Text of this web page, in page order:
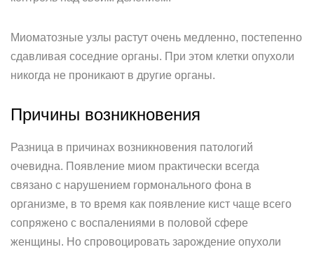
Миоматозные узлы растут очень медленно, постепенно
сдавливая соседние органы. При этом клетки опухоли
никогда не проникают в другие органы.
Причины возникновения
Разница в причинах возникновения патологий
очевидна. Появление миом практически всегда
связано с нарушением гормонального фона в
организме, в то время как появление кист чаще всего
сопряжено с воспалениями в половой сфере
женщины. Но спровоцировать зарождение опухоли